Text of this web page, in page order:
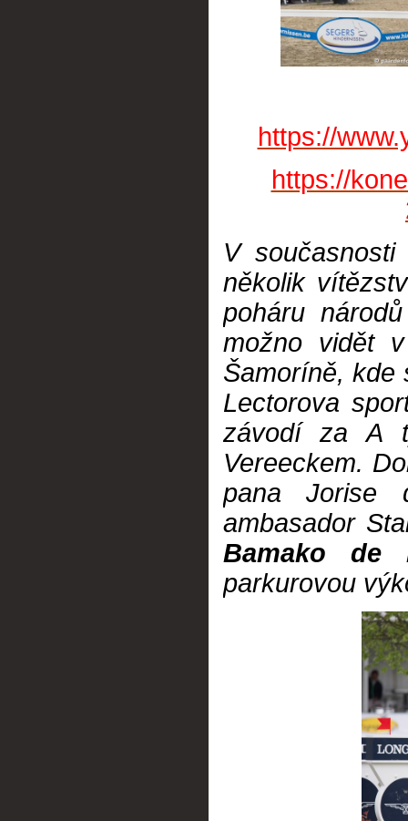
https://
https://
V
několik
poháru
možno vidět
Šamoríně, kde
Lectorova
závodí za A
Vereeckem.
pana Jorise
ambasador
Bamako
parkurovou